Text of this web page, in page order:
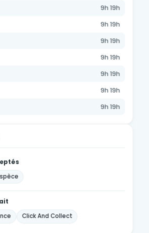
9h 19h
9h 19h
9h 19h
9h 19h
9h 19h
9h 19h
9h 19h
Click And Collect